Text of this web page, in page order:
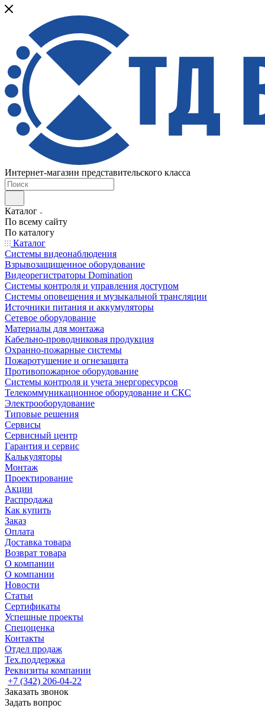
Интернет-магазин представительского класса
Каталог
По всему сайту
По каталогу
Каталог
Системы видеонаблюдения
Взрывозащищенное оборудование
Видеорегистраторы Domination
Системы контроля и управления доступом
Системы оповещения и музыкальной трансляции
Источники питания и аккумуляторы
Сетевое оборудование
Материалы для монтажа
Кабельно-проводниковая продукция
Охранно-пожарные системы
Пожаротушение и огнезащита
Противопожарное оборудование
Системы контроля и учета энергоресурсов
Телекоммуникационное оборудование и СКС
Электрооборудование
Типовые решения
Сервисы
Сервисный центр
Гарантия и сервис
Калькуляторы
Монтаж
Проектирование
Акции
Распродажа
Как купить
Заказ
Оплата
Доставка товара
Возврат товара
О компании
О компании
Новости
Статьи
Сертификаты
Успешные проекты
Спецоценка
Контакты
Отдел продаж
Тех.поддержка
Реквизиты компании
+7 (342) 206-04-22
Заказать звонок
Задать вопрос